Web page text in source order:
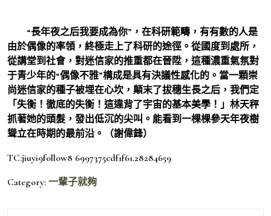
“長年夜之后我要成為你”，在科研範疇，有有數的人是
由於偶像的率領，終極走上了科研的途徑。從國度到處所，
從講堂到社會，對迷信家的推重都在晉陞，這種濃重氣氛對
于青少年的“偶像不雅”構成是具有決議性感化的。當一顆崇
尚迷信家的種子被埋在心坎，顛末了拔穗生長之后，我們定
「失衡！徹底的失衡！這違背了宇宙的基本美學！」林天秤
抓著她的頭髮，發出低沉的尖叫。能看到一棵棵參天年夜樹
聳立在時期的最前沿。（謝偉鋒）
TC:jiuyi9follow8 6997375cdf1f61.28284659
Category: 一輩子就夠